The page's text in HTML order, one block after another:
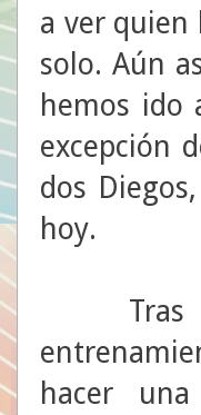
a ver quien
solo. Aún
hemos ido
excepción
dos
hoy.
Tras
hacer